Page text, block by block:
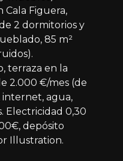
Figuera,
2 dormitorios y
85 m²
terraza en la
2.000 €/mes (de
internet, agua,
Electricidad 0,30
depósito
Illustration.